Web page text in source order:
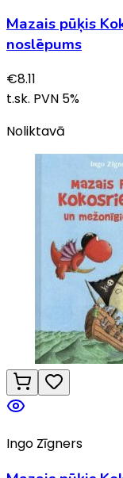
Mazais pūķis
noslēpums
€8.11
t.sk. PVN 5%
Noliktavā
Ingo Zīgners